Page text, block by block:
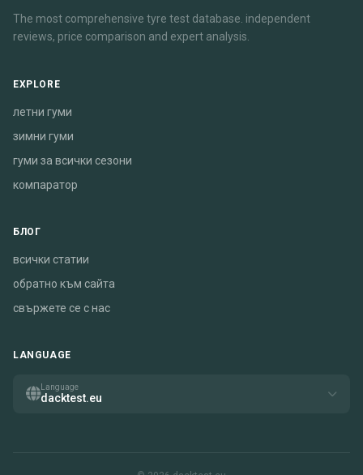
The most comprehensive tyre test database. independent
reviews, price comparison and expert analysis.
EXPLORE
летни гуми
зимни гуми
гуми за всички сезони
компаратор
БЛОГ
всички статии
обратно към сайта
свържете се с нас
LANGUAGE
Language
dacktest.eu